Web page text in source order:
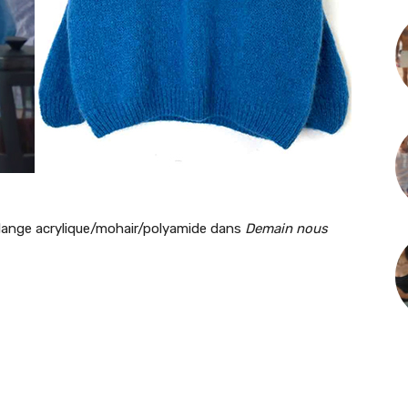
acrylique/mohair/polyamide dans Demain nous